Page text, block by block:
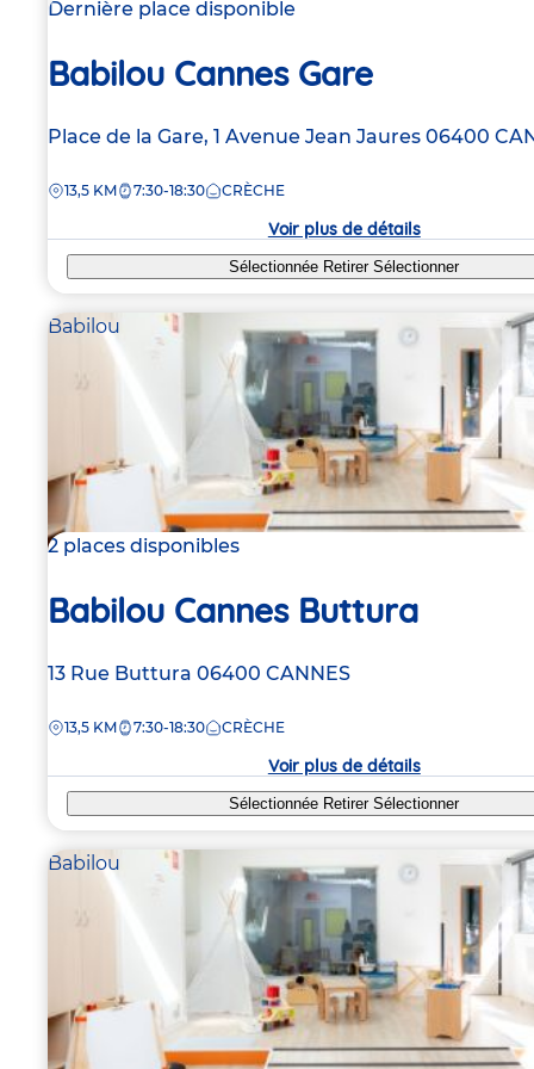
Dernière place disponible
Babilou Cannes Gare
Adresse
la
Place de la Gare, 1 Avenue Jean Jaures 06400
DISTANCE
13,5 KM 7:30-18:30 CRÈCHE
Voir plus de détails
Sélectionnée RetirerSélectionner
Babilou
2 places disponibles
Babilou Cannes Buttura
Adresse
la
13 Rue Buttura 06400 CANNES
DISTANCE
13,5 KM 7:30-18:30 CRÈCHE
Voir plus de détails
Sélectionnée RetirerSélectionner
Babilou